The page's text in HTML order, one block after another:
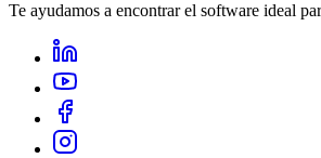
Te ayudamos a encontrar el software ideal